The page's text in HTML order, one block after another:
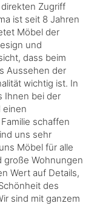
Zugriff
ist seit 8 Jahren
Möbel der
und
dass beim
Aussehen der
wichtig ist. In
Ihnen bei der
einen
schaffen
uns sehr
Möbel für alle
große Wohnungen
Wert auf Details,
des
sind mit ganzem